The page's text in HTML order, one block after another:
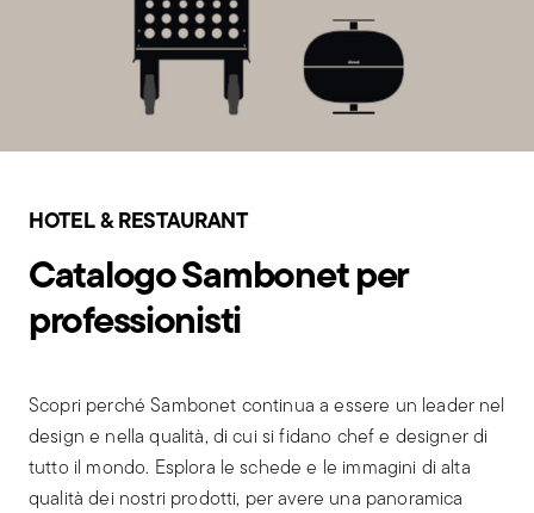
HOTEL & RESTAURANT
Catalogo Sambonet per
professionisti
Scopri perché Sambonet continua a essere un leader nel
design e nella qualità, di cui si fidano chef e designer di
tutto il mondo. Esplora le schede e le immagini di alta
qualità dei nostri prodotti, per avere una panoramica